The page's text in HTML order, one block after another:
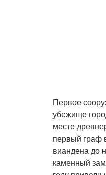
Первое
убежище
месте
первый граф
виандена до
каменный